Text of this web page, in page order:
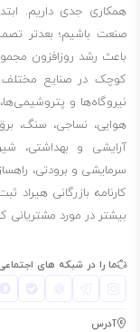
همکاری جدی داریم.
صنعت باشیم؛ بعدتر
کوچک در صنایع مختلف
نیروگاه‌ها و
هوایی، نساجی، سنگ،
آرایشی و بهداشتی،
سرمایشی و برودتی،
کارنامه بازرگانی هیراد
بیشتر در مورد مشتریانی
ما را در شبکه های
آدرس